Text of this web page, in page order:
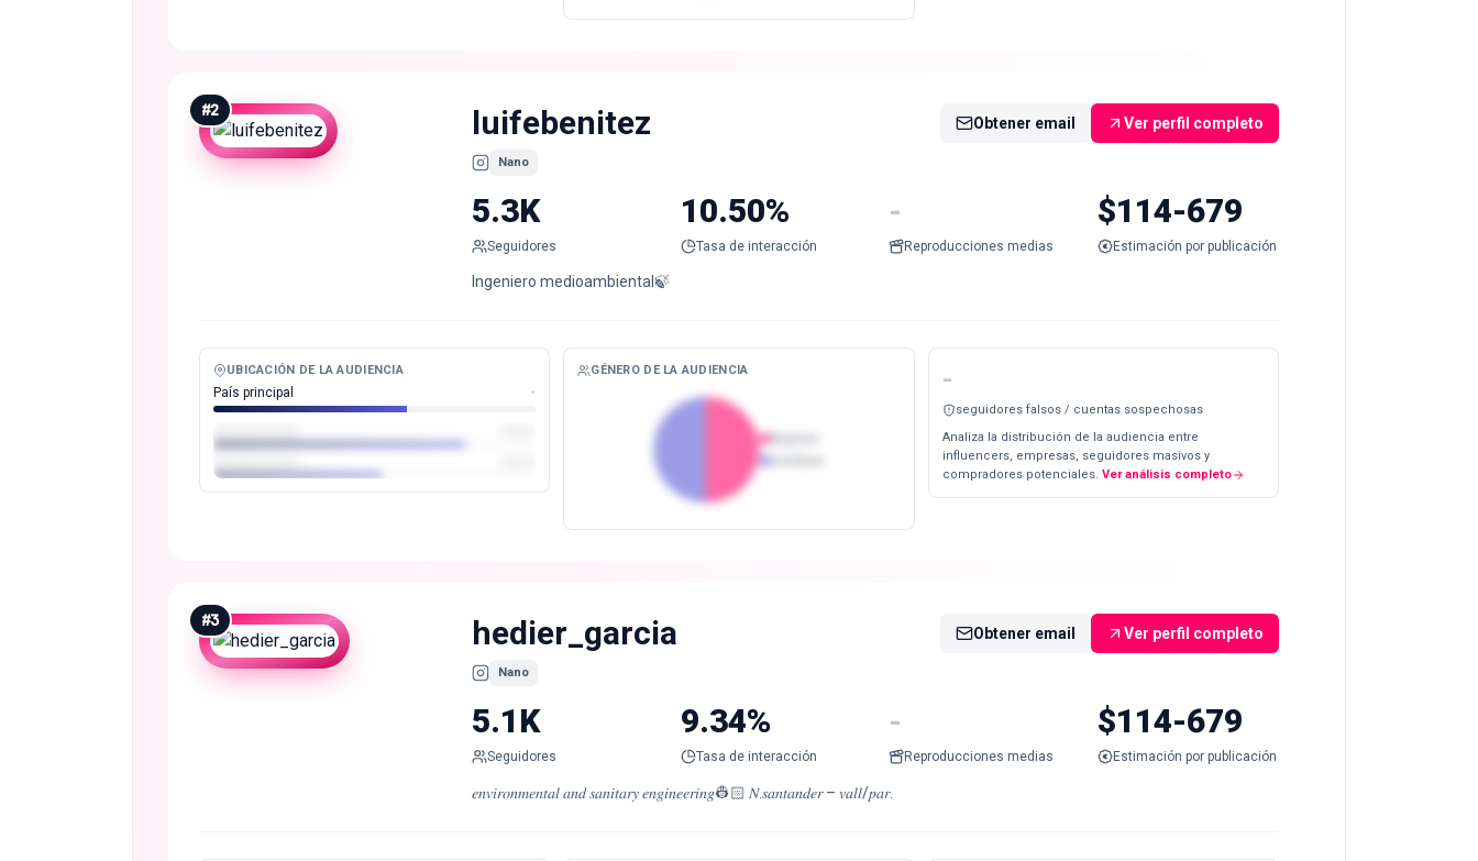
#2 luifebenitez
Nano
Obtener email Ver perfil completo
5.3K
Seguidores
10.50%
Tasa de interacción
-
Reproducciones medias
$114-679
Estimación por publicación
Ingeniero medioambiental🍃
UBICACIÓN DE LA AUDIENCIA
País principal -
GÉNERO DE LA AUDIENCIA -
seguidores falsos / cuentas sospechosas
Analiza la distribución de la audiencia entre
influencers, empresas, seguidores masivos y
compradores potenciales. Ver análisis completo
#3 hedier_garcia
Nano
Obtener email Ver perfil completo
5.1K
Seguidores
9.34%
Tasa de interacción
-
Reproducciones medias
$114-679
Estimación por publicación
𝑒𝑛𝑣𝑖𝑟𝑜𝑛𝑚𝑒𝑛𝑡𝑎𝑙 𝑎𝑛𝑑 𝑠𝑎𝑛𝑖𝑡𝑎𝑟𝑦 𝑒𝑛𝑔𝑖𝑛𝑒𝑒𝑟𝑖𝑛𝑔👷🏻 𝑁.𝑠𝑎𝑛𝑡𝑎𝑛𝑑𝑒𝑟 – 𝑣𝑎𝑙𝑙/𝑝𝑎𝑟.